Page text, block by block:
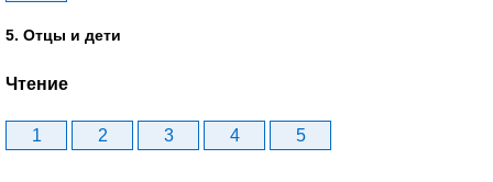
5. Отцы и дети
Чтение
1 2 3 4 5